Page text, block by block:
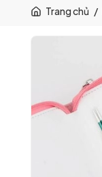
Trang chủ /